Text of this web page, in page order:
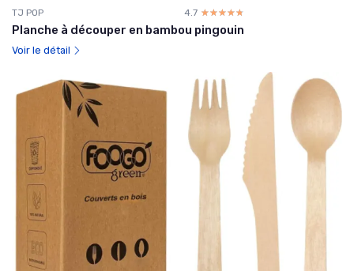
TJ POP 4.7 ☆☆☆☆☆
★★★★★
Planche à découper en bambou pingouin
Voir le détail